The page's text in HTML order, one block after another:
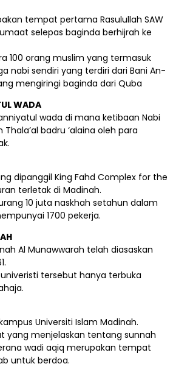
tempat pertama Rasulullah SAW
selepas baginda berhijrah ke
100 orang muslim yang termasuk
nabi sendiri yang terdiri dari Bani An-
mengiringi baginda dari Quba
WADA
wada di mana ketibaan Nabi
badru ‘alaina oleh para
dipanggil King Fahd Complex for the
terletak di Madinah.
10 juta naskhah setahun dalam
1700 pekerja.
Al Munawwarah telah diasaskan
tersebut hanya terbuka
Universiti Islam Madinah.
yang menjelaskan tentang sunnah
wadi aqiq merupakan tempat
untuk berdoa.